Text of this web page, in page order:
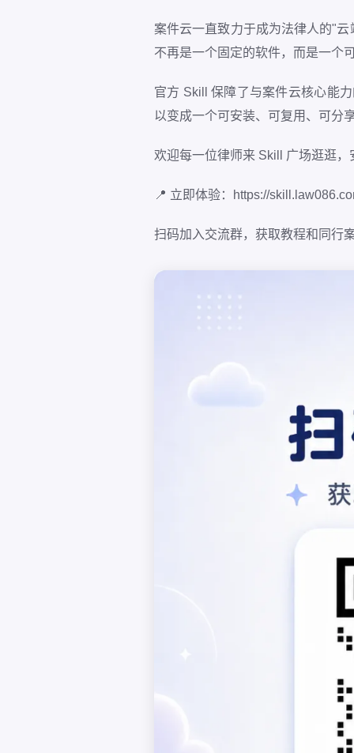
案件云一直致力于成为法律人的"
不再是一个固定的软件，而是一个
官方 Skill 保障了与案件云核心能
以变成一个可安装、可复用、可分
欢迎每一位律师来 Skill 广场逛逛
📍 立即体验：https://
扫码加入交流群，获取教程和同行